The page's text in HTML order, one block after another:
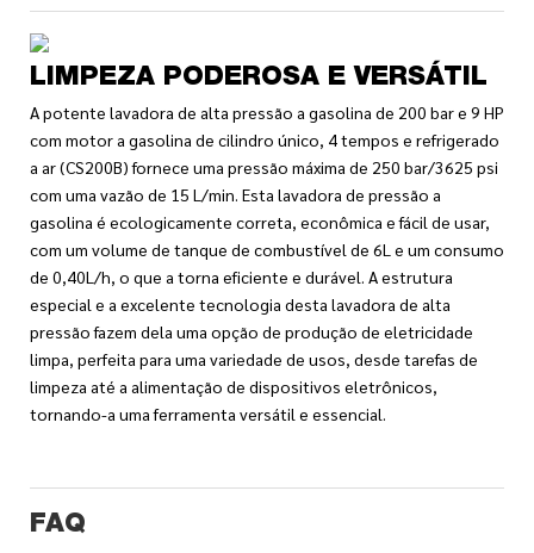
LIMPEZA PODEROSA E VERSÁTIL
A potente lavadora de alta pressão a gasolina de 200 bar e 9 HP
com motor a gasolina de cilindro único, 4 tempos e refrigerado
a ar (CS200B) fornece uma pressão máxima de 250 bar/3625 psi
com uma vazão de 15 L/min. Esta lavadora de pressão a
gasolina é ecologicamente correta, econômica e fácil de usar,
com um volume de tanque de combustível de 6L e um consumo
de 0,40L/h, o que a torna eficiente e durável. A estrutura
especial e a excelente tecnologia desta lavadora de alta
pressão fazem dela uma opção de produção de eletricidade
limpa, perfeita para uma variedade de usos, desde tarefas de
limpeza até a alimentação de dispositivos eletrônicos,
tornando-a uma ferramenta versátil e essencial.
FAQ